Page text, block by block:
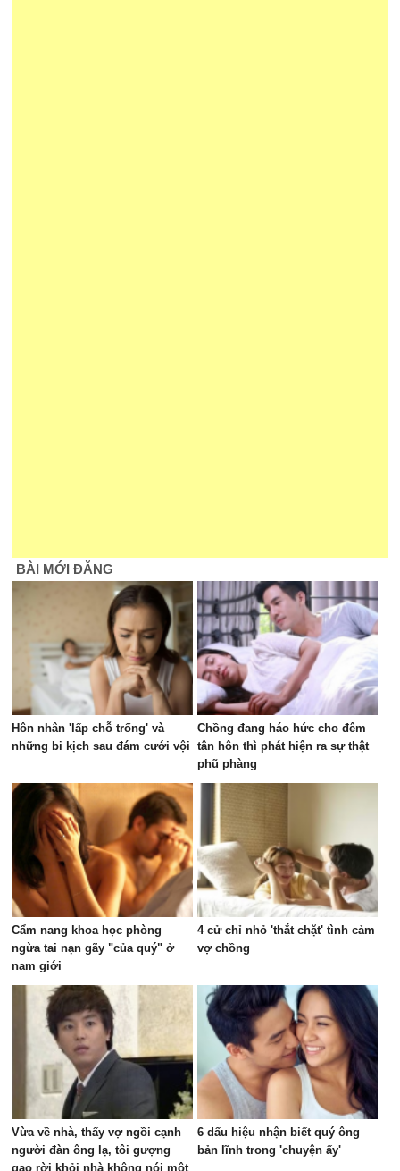
BÀI MỚI ĐĂNG
Hôn nhân 'lấp chỗ trống' và
những bi kịch sau đám cưới vội
Chồng đang háo hức cho đêm
tân hôn thì phát hiện ra sự thật
phũ phàng
Cẩm nang khoa học phòng
ngừa tai nạn gãy "của quý" ở
nam giới
4 cử chỉ nhỏ 'thắt chặt' tình cảm
vợ chồng
Vừa về nhà, thấy vợ ngồi cạnh
người đàn ông lạ, tôi gượng
gạo rời khỏi nhà không nói một
6 dấu hiệu nhận biết quý ông
bản lĩnh trong 'chuyện ấy'